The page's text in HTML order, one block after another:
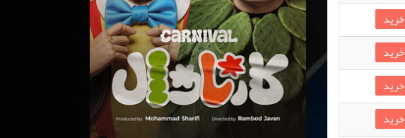
خرید
خرید
خرید
خرید